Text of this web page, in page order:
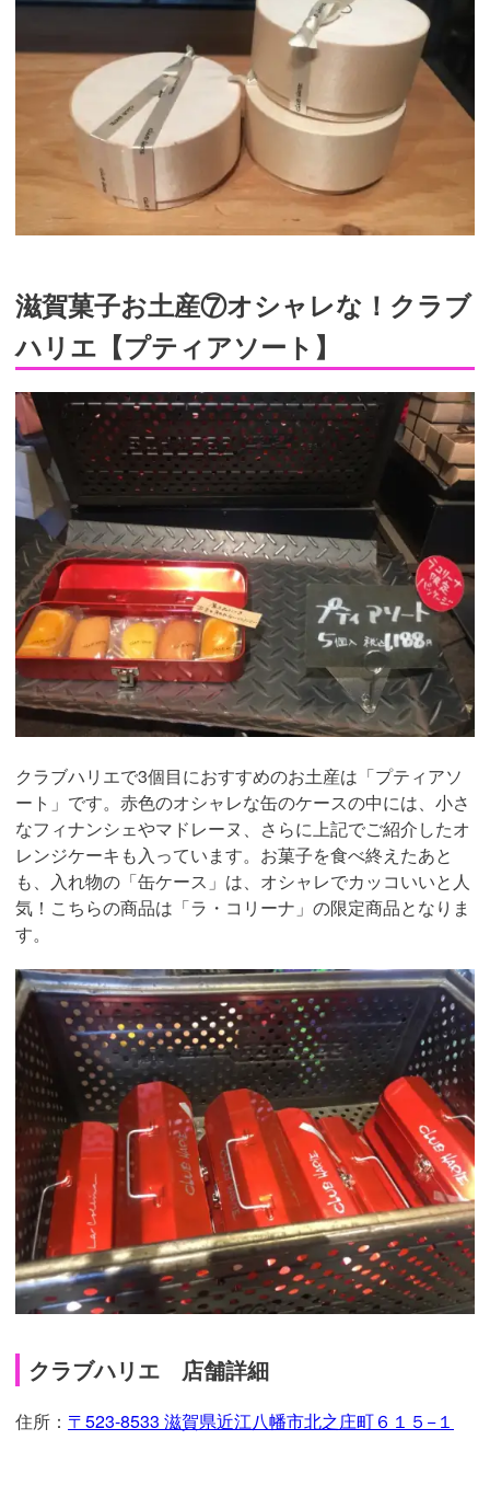
滋賀菓子お土産⑦オシャレな！クラブ
ハリエ【プティアソート】
クラブハリエで3個目におすすめのお土産は「プティアソ
ート」です。赤色のオシャレな缶のケースの中には、小さ
なフィナンシェやマドレーヌ、さらに上記でご紹介したオ
レンジケーキも入っています。お菓子を食べ終えたあと
も、入れ物の「缶ケース」は、オシャレでカッコいいと人
気！こちらの商品は「ラ・コリーナ」の限定商品となりま
す。
クラブハリエ 店舗詳細
住所： 〒523-8533 滋賀県近江八幡市北之庄町６１５−１